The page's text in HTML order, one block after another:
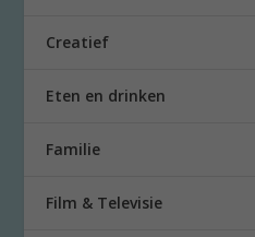
Creatief
Eten en drinken
Familie
Film & Televisie